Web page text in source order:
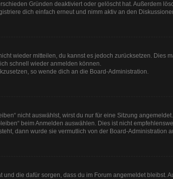
Gründen deaktiviert oder gelöscht hat. Außerdem
dich einfach erneut und nimm aktiv an den
wieder mitteilen, du kannst es jedoch zurücksetzen. Dies
schnell wieder anmelden können.
so wende dich an die Board-Administration.
nicht auswählst, wirst du nur für eine Sitzung
beim Anmelden auswählen. Dies ist nicht
dann wurde sie vermutlich von der Board-Administration
und die dafür sorgen, dass du im Forum angemeldet